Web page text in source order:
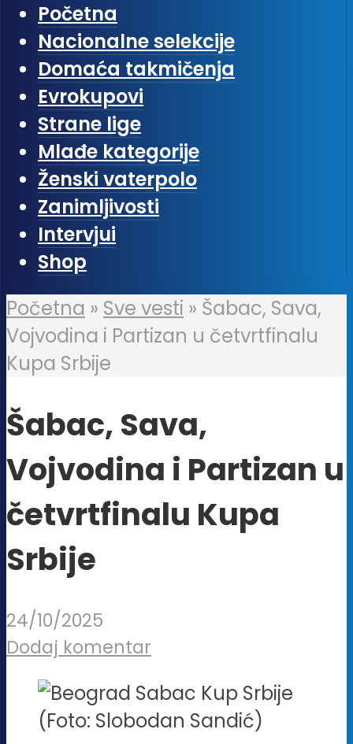
Početna
Nacionalne selekcije
Domaća takmičenja
Evrokupovi
Strane lige
Mlađe kategorije
Ženski vaterpolo
Zanimljivosti
Intervjui
Shop
Početna » Sve vesti » Šabac, Sava,
Vojvodina i Partizan u četvrtfinalu
Kupa Srbije
Šabac, Sava,
Vojvodina i Partizan u
četvrtfinalu Kupa
Srbije
24/10/2025
Dodaj komentar
(Foto: Slobodan Sandić)